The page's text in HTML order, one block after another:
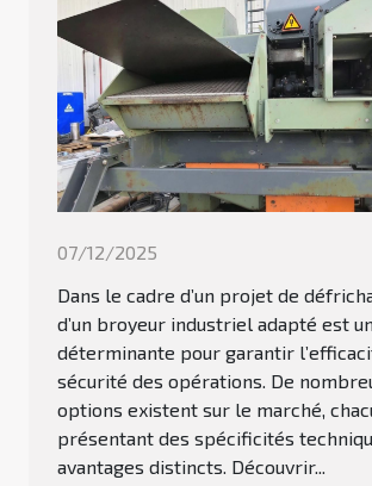
07/12/2025
Dans le cadre d’un projet de
d’un broyeur industriel adapté est
déterminante pour garantir
sécurité des opérations. De
options existent sur le marché,
présentant des spécificités
avantages distincts. Découvrir...